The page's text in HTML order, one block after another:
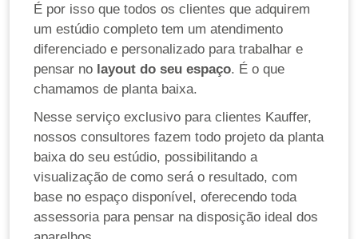
É por isso que todos os clientes que adquirem
um estúdio completo tem um atendimento
diferenciado e personalizado para trabalhar e
pensar no layout do seu espaço. É o que
chamamos de planta baixa.
Nesse serviço exclusivo para clientes Kauffer,
nossos consultores fazem todo projeto da planta
baixa do seu estúdio, possibilitando a
visualização de como será o resultado, com
base no espaço disponível, oferecendo toda
assessoria para pensar na disposição ideal dos